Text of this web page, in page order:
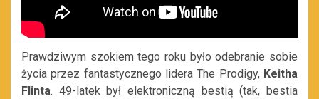
Prawdziwym szokiem tego roku było odebranie sobie
życia przez fantastycznego lidera The Prodigy, Keitha
Flinta. 49-latek był elektroniczną bestią (tak, bestia